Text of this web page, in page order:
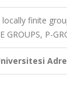
locally finite
GROUPS, P-